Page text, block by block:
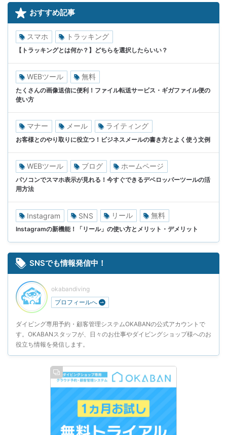
おすすめ記事
スマホ トラッキング
【トラッキングとは何か？】どちらを選択したらいい？
WEBツール 無料
たくさんの画像送信に便利！ファイル転送サービス・ギガファイル便の
使い方
マナー メール ライティング
お客様とのやり取りに役立つ！ビジネスメールの書き方とよく使う文例
WEBツール ブログ ホームページ
パソコンでスマホ表示が見れる！今すぐできるデベロッパーツールの活
用方法
Instagram SNS リール 無料
Instagramの新機能！「リール」の使い方とメリット・デメリット
SNSでも情報発信中！
okabandiving
プロフィールへ
ダイビング専用予約・顧客管理システムOKABANの公式アカウントで
す。OKABANスタッフが、日々のお仕事やダイビングショップ様へのお
役立ち情報を発信します。